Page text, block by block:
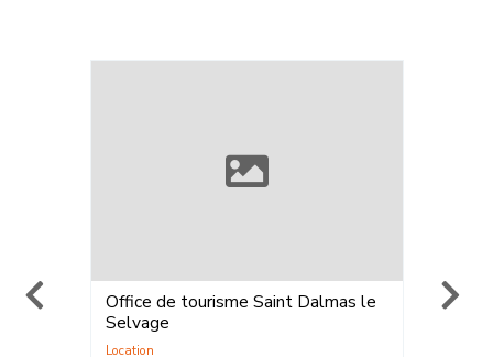
Office de tourisme Saint Dalmas le
Selvage
Location